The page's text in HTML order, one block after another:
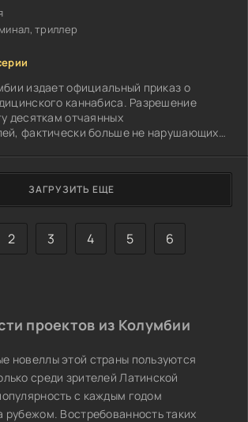
триллер
издает официальный приказ о
каннабиса. Разрешение
десяткам отчаянных
фактически больше не нарушающих
ЗАГРУЗИТЬ ЕЩЕ
2 3 4 5 6
проектов из Колумбии
новеллы этой страны пользуются
среди зрителей Латинской
с каждым годом
рубежом. Востребованность таких